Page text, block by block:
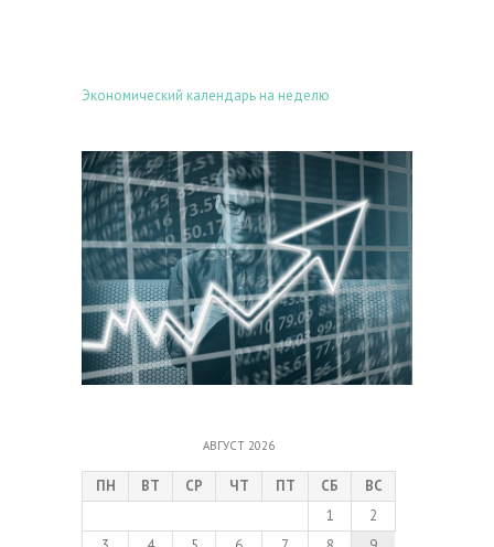
Экономический календарь на неделю
АВГУСТ 2026
ПН ВТ СР ЧТ ПТ СБ
ВС
1
2